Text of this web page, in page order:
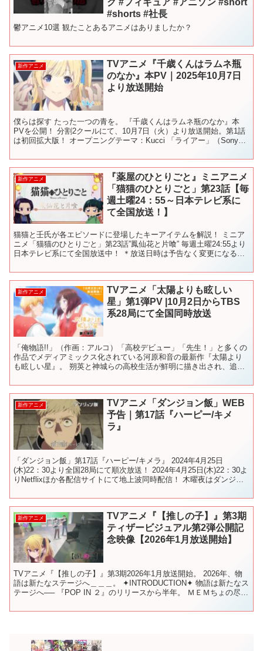
#shorts #社長
鬱アニメ10選 観たことあるアニメはありましたか？
新作アニメ
TVアニメ『千歳くんはラムネ瓶
のなか』本PV｜2025年10月7日
より放送開始
僕らは探す たった一つの青を。 『千歳くんはラムネ瓶のなか』本
PVを公開！ 分割2クールにて、10月7日（火）より放送開始。第1話
は初回拡大版！ オープニングテーマ：Kucci 「ライアー」（Sony
新作アニメ
『薬屋のひとりごと』ミニアニメ
「猫猫のひとりごと」第23話【毎
週土曜24：55～日本テレビ系に
て全国放送！】
猫猫と壬氏が各エピソードに登場したキーアイテムを解説！ ミニア
ニメ「猫猫のひとりごと」第23話”鳳仙花と片喰” 毎週土曜24:55より
日本テレビ系にて全国放送中！ ＊放送日時は予告なく変更になる場
新作アニメ
TVアニメ「太陽よりも眩しい
星」第1弾PV |10月2日からTBS
系28局にて全国同時放送
「俺物語!!」（作画：アルコ）「高校デビュー」「先生！」と多くの
作品でメディアミックス化されている河原和音の最新作『太陽より
も眩しい星』。 朔英と神城らの高校生活が鮮明に描き出され、追加
新作アニメ
TVアニメ「ダンジョン飯」WEB
予告｜第17話『ハーピー/キメ
ラ』
「ダンジョン飯」第17話『ハーピー/キメラ』 2024年4月25日
(木)22：30より全国28局にて順次放送！ 2024年4月25日(木)22：30よ
りNetflixほか各配信サイトにて地上波同時配信！ 木曜夜はダンジョ
新作アニメ
TVアニメ『【推しの子】』第3期
ティザービジュアル第2弾公開記
念映像【2026年1月放送開始】
TVアニメ『【推しの子】』第3期2026年1月放送開始。 2026年、物
語は新たなステージへ＿＿＿。 ✦INTRODUCTION✦ 物語は新たなス
テージへ── 『POP IN ２』のリリースから半年。 ＭＥＭちょの尽力